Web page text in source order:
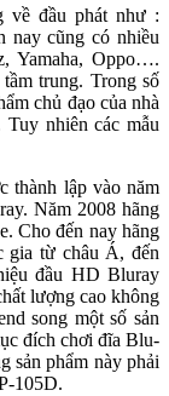
về đầu phát như :
cũng có nhiều
Yamaha, Oppo….
trung. Trong số
chủ đạo của nhà
nhiên các mẫu
thành lập vào năm
Năm 2008 hãng
Cho đến nay hãng
gia từ châu Á, đến
đầu HD Bluray
lượng cao không
song một số sản
đích chơi đĩa Blu-
sản phẩm này phải
105D.